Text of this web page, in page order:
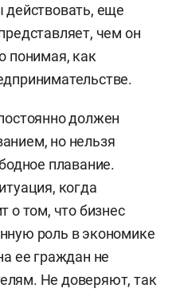
еще
чем он
понимая, как
должен
но нельзя
плавание.
когда
о том, что бизнес
роль в экономике
ее граждан не
Не доверяют, так